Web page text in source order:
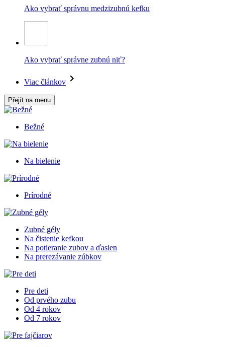
Ako vybrať správnu medzizubnú kefku
Ako vybrať správne zubnú niť?
Viac článkov
Přejít na menu
Bežné
Na bielenie
Prírodné
Zubné gély
Na čistenie kefkou
Na potieranie zubov a ďasien
Na prerezávanie zúbkov
Pre deti
Od prvého zubu
Od 4 rokov
Od 7 rokov